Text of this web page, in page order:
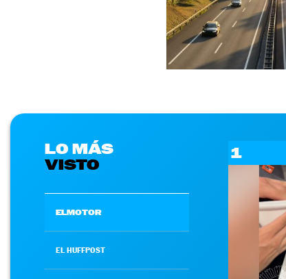
LO MÁS
VISTO
ELMOTOR
EL HUFFPOST
1